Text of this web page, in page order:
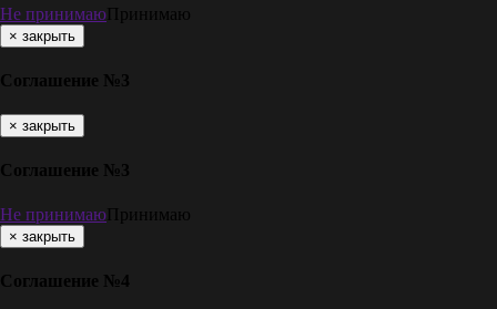
Не принимаюПринимаю
× закрыть
Соглашение №3
× закрыть
Соглашение №3
Не принимаюПринимаю
× закрыть
Соглашение №4